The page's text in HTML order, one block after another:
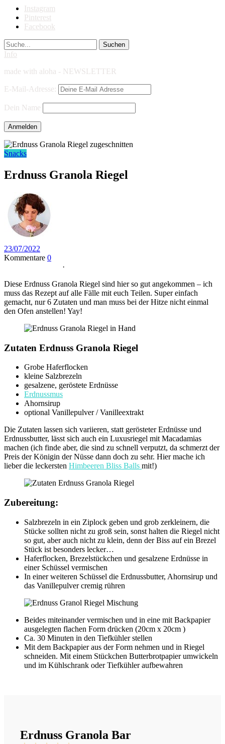
Instagram
Pinterest
Facebook
Suche
Info
made with aloha - NEWSLETTER
E-Mail-Adresse:
Dein Name
Snacks
Erdnuss Granola Riegel
23/07/2022
Kommentare 0
·
Diese Erdnuss Granola Riegel sind hier so gut angekommen – ich
muss das Rezept auf alle Fälle mit euch Teilen. Super einfach
gemacht, nur 6 Zutaten und man muss bei der Hitze nicht einmal
den Ofen anstellen! Yay!
Zutaten Erdnuss Granola Riegel
Grobe Haferflocken
kleine Salzbrezeln
gesalzene, geröstete Erdnüsse
Erdnussmus
Ahornsirup
optional Vanillepulver / Vanilleextrakt
Die Zutaten lassen sich variieren, statt gerösteter Erdnüsse und
Erdnussbutter, lässt sich auch ein Luxusriegel mit Macadamias
machen (ich finde aber, die sind zu schnell verputzt, da schmerzt der
Preis der Königin der Nüsse dann doch zu sehr. Hier mache ich
lieber die leckersten Himbeeren Bliss Balls mit!)
Zubereitung:
Salzbrezeln in ein Ziplock geben und grob zerkleinern, die
Stücke sollten nicht zu groß sein, sonst halten die Riegel nicht
so gut, aber auch nicht zu klein, denn der Biss auf ein Brezel
Stück ist besonders lecker…
Haferflocken, Brezelstückchen und gesalzene Erdnüsse in
einer Schüssel vermischen
In einer weiteren Schüssel die Erdnussbutter, Ahornsirup und
das Vanillepulver cremig rühren
Beides miteinander vermischen und in eine mit Backpapier
ausgelegten flachen Form drücken (20cm x 20cm )
Ca. 30 Minuten in den Tiefkühler stellen
Mit dem Backpapier aus der Form nehmen und in Riegel
schneiden. Mit einem Stückchen Butterbrotpapier umwickeln
und im Kühlschrank oder Tiefkühler aufbewahren
Erdnuss Granola Bar